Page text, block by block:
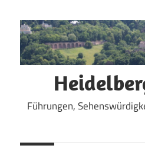
Inhalt
springen
Führungen,